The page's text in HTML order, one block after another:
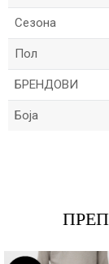
Сезона
Пол
БРЕНДОВИ
Боја